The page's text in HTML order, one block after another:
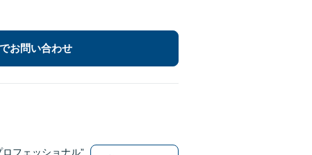
お問い合わせ
フェッショナル”